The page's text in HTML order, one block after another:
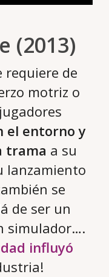
(2013)
requiere de
motriz o
el entorno y
trama a su
lanzamiento
se
de ser un
simulador….
influyó